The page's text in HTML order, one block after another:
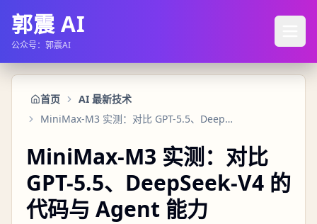
郭震 AI
公众号：郭震AI
首页
AI 最新技术
MiniMax-M3 实测：对比 GPT-5.5、DeepSeek-V4 的代码与 Agent 能力
MiniMax-M3 实测：对比
GPT-5.5、DeepSeek-V4 的
代码与 Agent 能力